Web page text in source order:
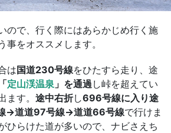
ので、行く際にはあらかじめ行く施
事をオススメします。
は国道230号線をひたすら走り、途
「定山渓温泉 」を通過 し峠を超えてい
ます。 途中右折し696号線に入り途
→道道97号線→道道66号線で行けま
ひらけた道が多いので、ナビさえち